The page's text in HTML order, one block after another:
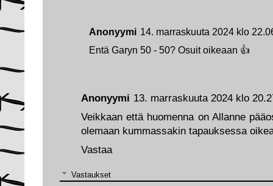
Anonyymi 13. marraskuuta 2024 klo
Veikkaan että huomenna on Allanne
olemaan kummassakin tapauksessa
Vastaa
Vastaukset
Anonyymi 14. marraskuuta 2024 klo
Entä Garyn 50 - 50? Osuit oikeaan 👍